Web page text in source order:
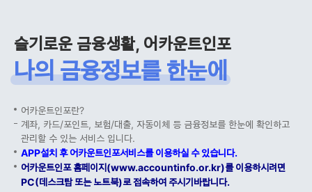
슬기로운 금융생활, 어카운트인포
나의 금융정보를 한눈에
어카운트인포란?
계좌, 카드/포인트, 보험/대출, 자동이체 등 금융정보를 한눈에 확인하고
관리할 수 있는 서비스 입니다.
APP설치 후 어카운트인포서비스를 이용하실 수 있습니다.
어카운트인포 홈페이지(www.accountinfo.or.kr)를 이용하시려면
PC(데스크탑 또는 노트북)로 접속하여 주시기바랍니다.